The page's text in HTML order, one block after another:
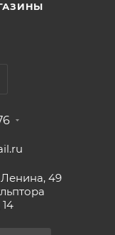
Ленина, 49